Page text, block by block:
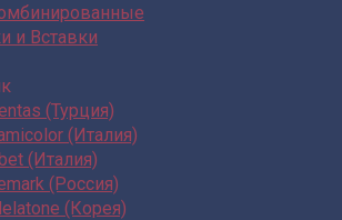
и Вставки
(Турция)
(Италия)
(Италия)
(Россия)
(Корея)